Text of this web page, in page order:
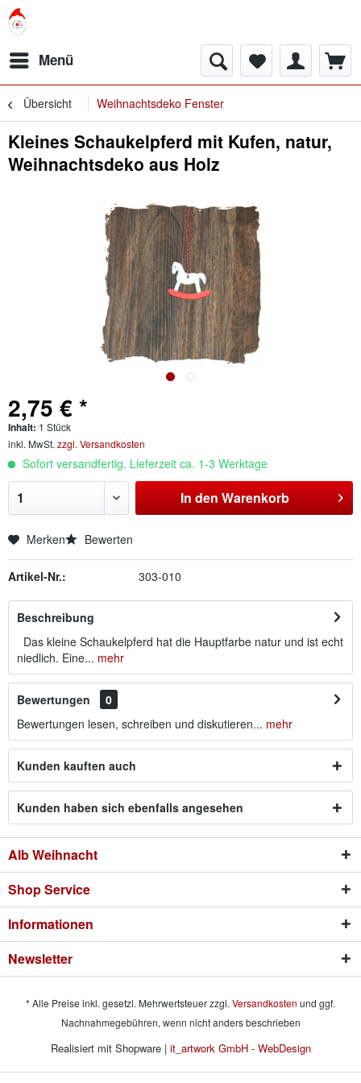
Menü
Übersicht Weihnachtsdeko Fenster
Kleines Schaukelpferd mit Kufen, natur,
Weihnachtsdeko aus Holz
2,75 € *
Inhalt: 1 Stück
inkl. MwSt. zzgl. Versandkosten
Sofort versandfertig, Lieferzeit ca. 1-3 Werktage
In den Warenkorb
Merken Bewerten
Artikel-Nr.: 303-010
Beschreibung
Das kleine Schaukelpferd hat die Hauptfarbe natur und ist echt
niedlich. Eine... mehr
Bewertungen
0
Bewertungen lesen, schreiben und diskutieren... mehr
Kunden kauften auch
Kunden haben sich ebenfalls angesehen
Alb Weihnacht
Shop Service
Informationen
Newsletter
* Alle Preise inkl. gesetzl. Mehrwertsteuer zzgl. Versandkosten und ggf.
Nachnahmegebühren, wenn nicht anders beschrieben
Realisiert mit Shopware | it_artwork GmbH - WebDesign